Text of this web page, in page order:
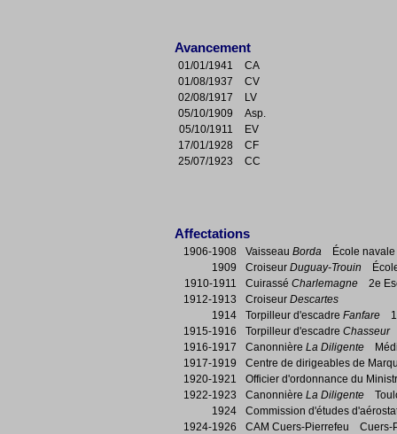
Avancement
01/01/1941
CA
01/08/1937
CV
02/08/1917
LV
05/10/1909
Asp.
05/10/1911
EV
17/01/1928
CF
25/07/1923
CC
Affectations
1906-1908 Vaisseau Borda École navale
1909
Croiseur Duguay-Trouin
1910-1911
Cuirassé Charlemagne 2e
1912-1913
Croiseur Descartes
1914
Torpilleur d'escadre Fanfare
1915-1916
Torpilleur d'escadre Chasseur
1916-1917
Canonnière La Diligente
1917-1919
Centre de dirigeables de
1920-1921
Officier d'ordonnance du
1922-1923
Canonnière La Diligente
1924
Commission d'études
1924-1926
CAM Cuers-Pierrefeu Cuers-